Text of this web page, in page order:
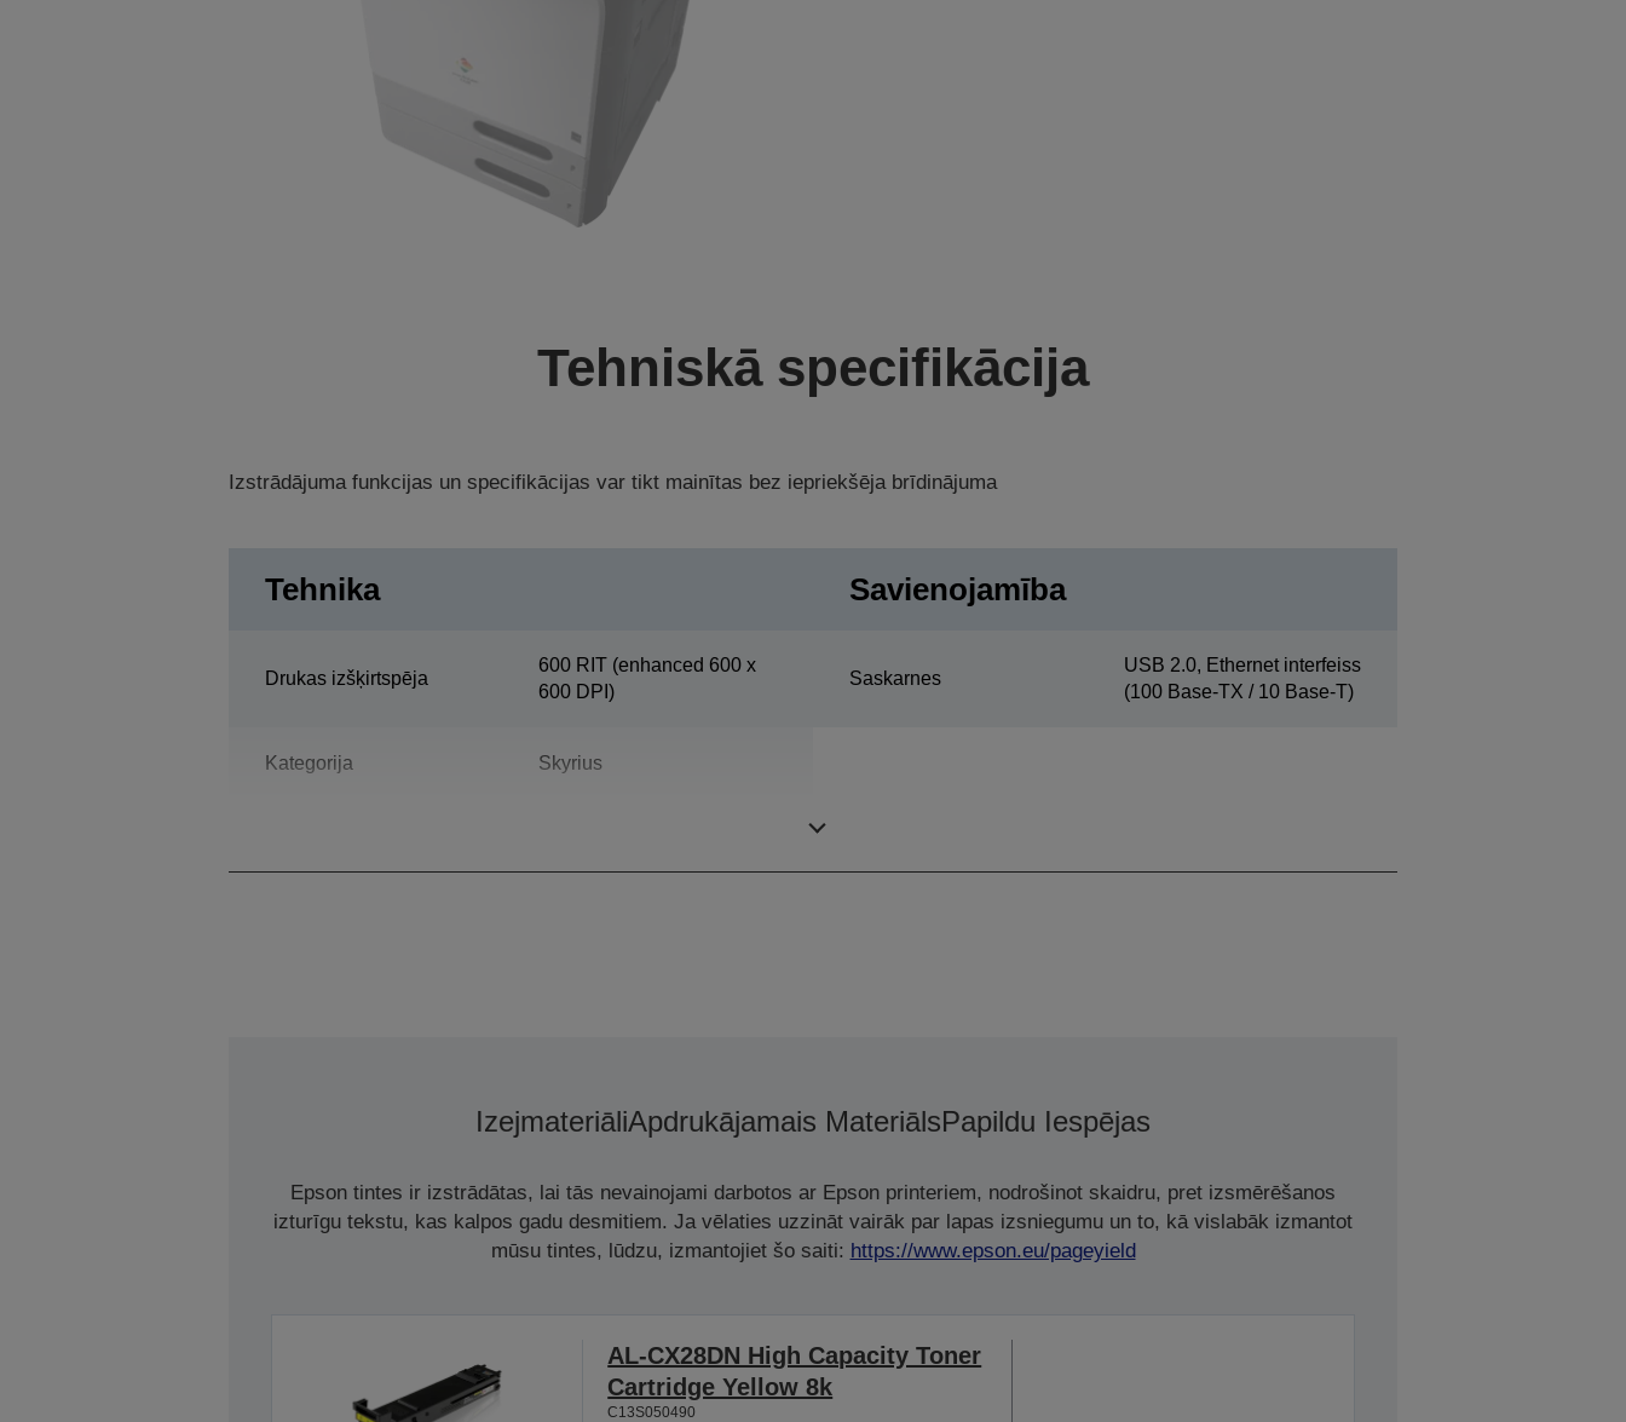
Tehniskā specifikācija
Izstrādājuma funkcijas un specifikācijas var tikt mainītas bez iepriekšēja brīdinājuma
Tehnika
Drukas izšķirtspēja
600 RIT (enhanced 600 x
600 DPI)
Kategorija Skyrius
Savienojamība
Saskarnes
USB 2.0, Ethernet interfeiss
(100 Base-TX / 10 Base-T)
IzejmateriāliApdrukājamais MateriālsPapildu Iespējas
Epson tintes ir izstrādātas, lai tās nevainojami darbotos ar Epson printeriem, nodrošinot skaidru, pret izsmērēšanos
izturīgu tekstu, kas kalpos gadu desmitiem. Ja vēlaties uzzināt vairāk par lapas izsniegumu un to, kā vislabāk izmantot
mūsu tintes, lūdzu, izmantojiet šo saiti: https://www.epson.eu/pageyield
AL-CX28DN High Capacity Toner
Cartridge Yellow 8k
C13S050490